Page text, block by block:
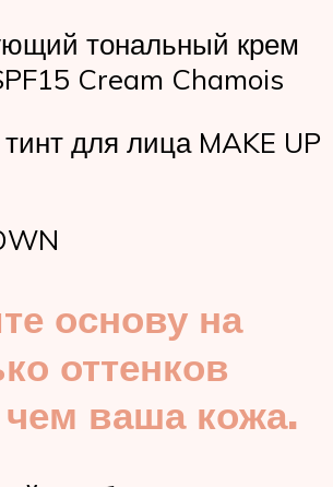
тональный крем
Cream Chamois
для лица MAKE UP
основу на
оттенков
чем ваша кожа.